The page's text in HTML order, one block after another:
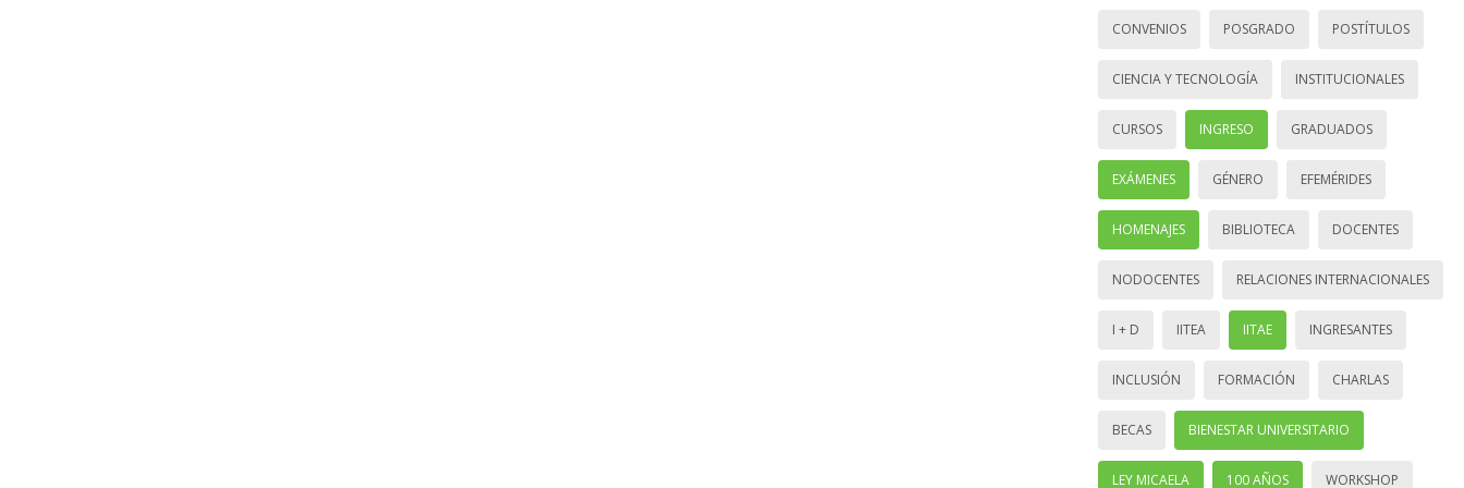
CONVENIOS POSGRADO POSTÍTULOS
CIENCIA Y TECNOLOGÍA INSTITUCIONALES
CURSOS INGRESO GRADUADOS
EXÁMENES GÉNERO EFEMÉRIDES
HOMENAJES BIBLIOTECA DOCENTES
NODOCENTES RELACIONES INTERNACIONALES
I + D IITEA IITAE INGRESANTES
INCLUSIÓN FORMACIÓN CHARLAS
BECAS BIENESTAR UNIVERSITARIO
LEY MICAELA 100 AÑOS WORKSHOP